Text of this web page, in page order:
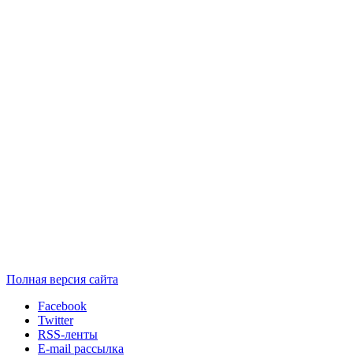
Полная версия сайта
Facebook
Twitter
RSS-ленты
E-mail рассылка